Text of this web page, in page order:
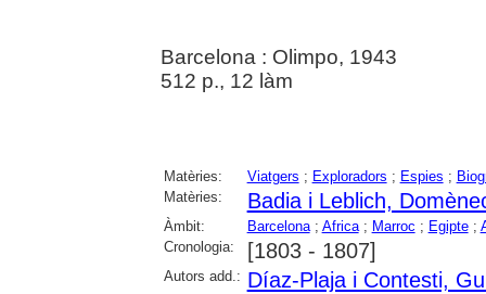
Barcelona : Olimpo, 1943
512 p., 12 làm
Matèries: Viatgers ; Exploradors ; Espies ;
Matèries:
Badia i Leblich,
Àmbit: Barcelona; Africa; Marroc ; Egipte;
Cronologia:
[1803 - 1807]
Autors add.: Díaz-Plaja i Contesti,